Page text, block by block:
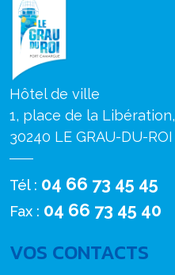
Hôtel de ville
1, place de la Libération,
30240 LE GRAU-DU-ROI
Tél : 04 66 73 45 45
Fax : 04 66 73 45 40
VOS CONTACTS